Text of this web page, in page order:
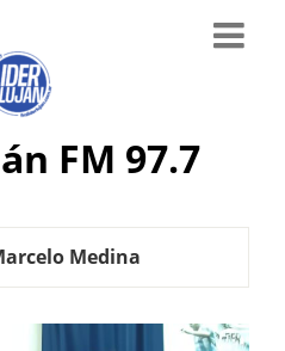
FM 97.7
Medina